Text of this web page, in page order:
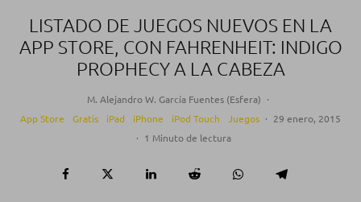
LISTADO DE JUEGOS NUEVOS EN LA
APP STORE, CON FAHRENHEIT: INDIGO
PROPHECY A LA CABEZA
M. Alejandro W. García Fuentes (Esfera) ·
App Store
Gratis iPad iPhone iPod Touch Juegos · 29 enero, 2015
· 1 Minuto de lectura